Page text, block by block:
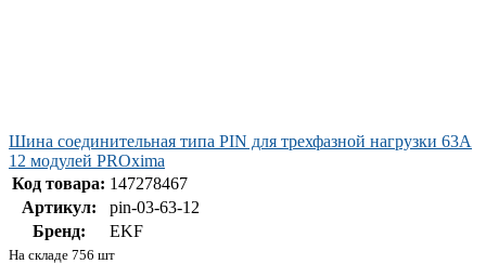
Шина соединительная типа PIN для трехфазной нагрузки 63А
12 модулей PROxima
Код товара: 147278467
Артикул:
pin-03-63-12
Бренд:
EKF
На складе 756 шт